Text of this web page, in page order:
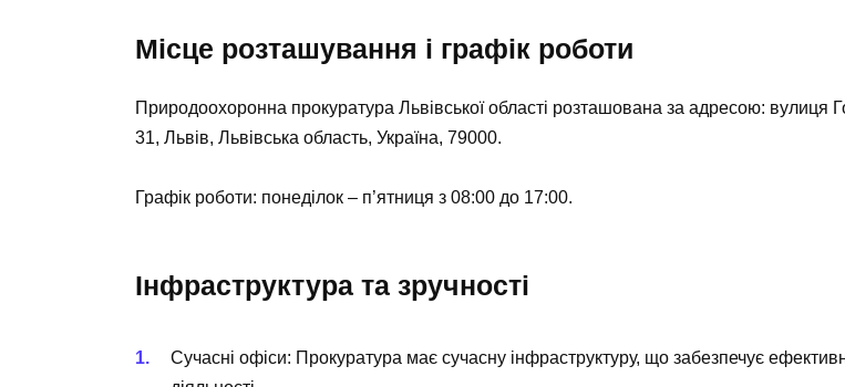
Місце розташування і графік роботи
Природоохоронна прокуратура Львівської області розташована за адресою: вулиця
31, Львів, Львівська область, Україна, 79000.
Графік роботи: понеділок – п’ятниця з 08:00 до 17:00.
Інфраструктура та зручності
Сучасні офіси: Прокуратура має сучасну інфраструктуру, що забезпечує